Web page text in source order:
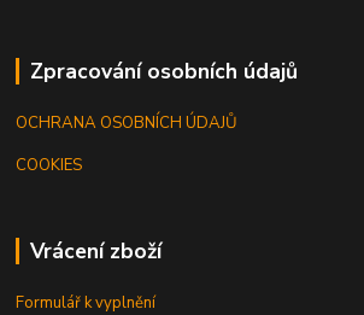
Zpracování osobních údajů
OCHRANA OSOBNÍCH ÚDAJŮ
COOKIES
Vrácení zboží
Formulář k vyplnění